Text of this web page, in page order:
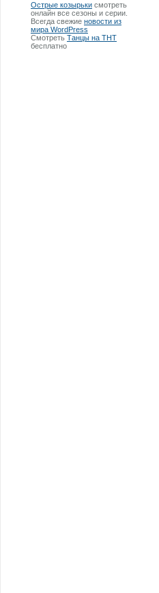
Острые козырьки смотреть
онлайн все сезоны и серии.
Всегда свежие новости из
мира WordPress
Смотреть Танцы на ТНТ
бесплатно